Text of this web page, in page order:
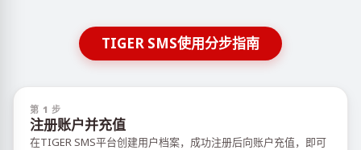
TIGER SMS使用分步指南
第 1 步
注册账户并充值
在TIGER SMS平台创建用户档案，成功注册后向账户充值，即可